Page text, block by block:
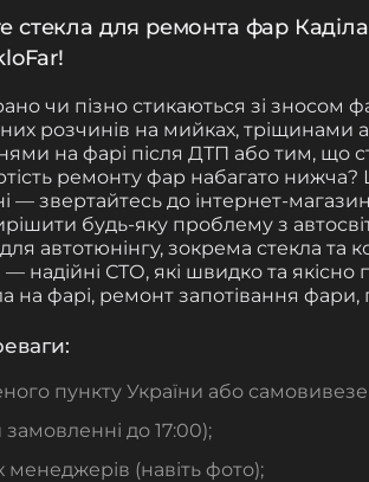
стекла для ремонта фар
чи пізно стикаються зі зносом
розчинів на мийках, тріщинами
на фарі після ДТП або тим, що
ремонту фар набагато нижча?
— звертайтесь до інтернет-
будь-яку проблему з
автотюнінгу, зокрема стекла та
надійні СТО, які швидко та якісно
на фарі, ремонт запотівання фари,
пункту України або
до 17:00);
менеджерів (навіть фото);